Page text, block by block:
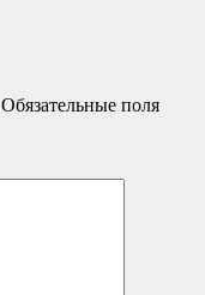
Обязательные поля